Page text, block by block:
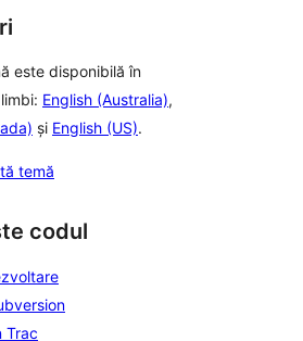
este disponibilă în
English (Australia),
și English (US).
temă
codul
Trac